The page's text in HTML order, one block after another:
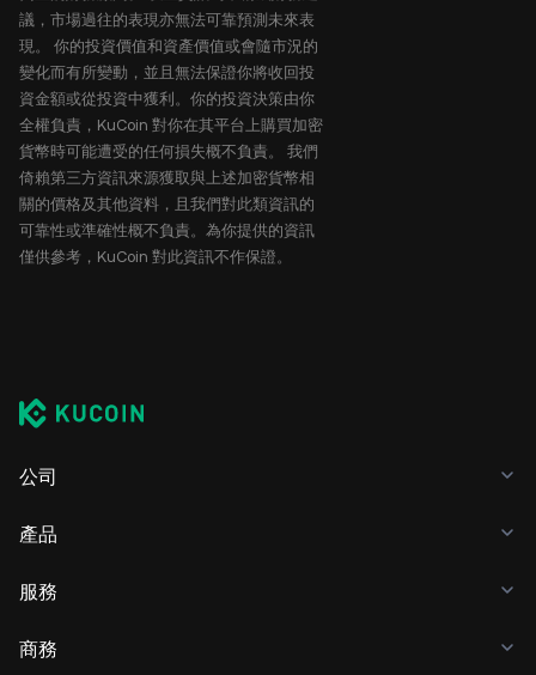
議，市場過往的表現亦無法可靠預測未來表
現。 你的投資價值和資產價值或會隨市況的
變化而有所變動，並且無法保證你將收回投
資金額或從投資中獲利。你的投資決策由你
全權負責，KuCoin 對你在其平台上購買加密
貨幣時可能遭受的任何損失概不負責。 我們
倚賴第三方資訊來源獲取與上述加密貨幣相
關的價格及其他資料，且我們對此類資訊的
可靠性或準確性概不負責。為你提供的資訊
僅供參考，KuCoin 對此資訊不作保證。
公司
產品
服務
商務